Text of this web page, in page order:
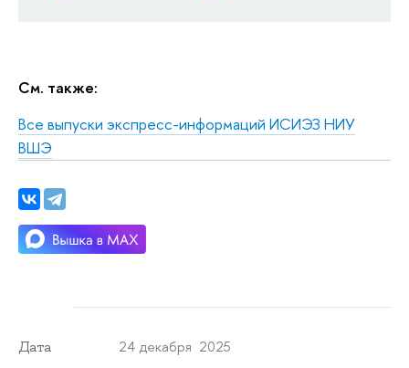
См. также:
Все выпуски экспресс-информаций ИСИЭЗ НИУ
ВШЭ
Дата 24 декабря 2025